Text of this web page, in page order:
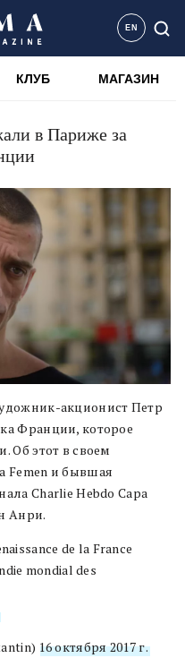
EN
КЛУБ МАГАЗИН
в Париже за
акционист Петр
Франции, которое
Об этот в своем
Femen и бывшая
Сharlie Hebdo Сара
Анри.
de la France
mondial des
16 октября 2017 г.